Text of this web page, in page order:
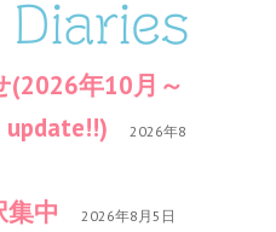
Diaries
年10月～
2026年8
中 2026年8月5日